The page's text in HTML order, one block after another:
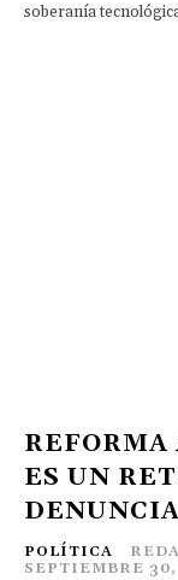
soberanía
REFORMA
ES UN
POLÍTICA
SEPTIEMBRE